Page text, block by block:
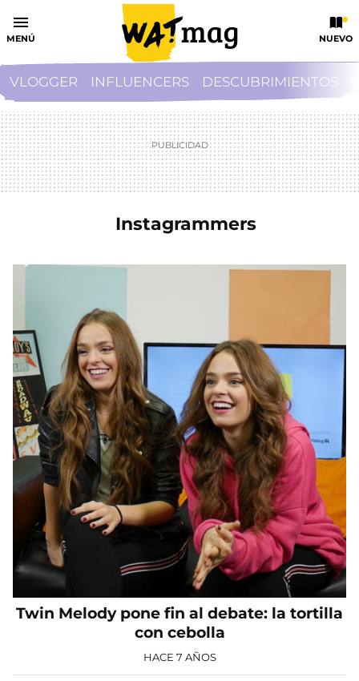
MENÚ NUEVO
VLOGGER INFLUENCERS DESCUBRIMIENTOS
Instagrammers
Twin Melody pone fin al debate: la tortilla
con cebolla
HACE 7 AÑOS